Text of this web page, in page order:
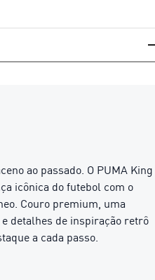
ao passado. O PUMA King
icônica do futebol com o
Couro premium, uma
detalhes de inspiração retrô
a cada passo.